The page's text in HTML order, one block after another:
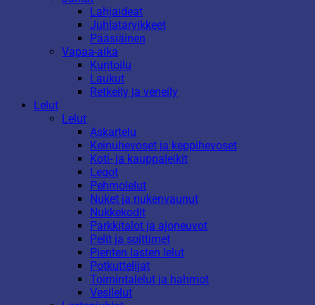
Lahjaideat
Juhlatarvikkeet
Pääsiäinen
Vapaa-aika
Kuntoilu
Laukut
Retkeily ja veneily
Lelut
Lelut
Askartelu
Keinuhevoset ja keppihevoset
Koti- ja kauppaleikit
Legot
Pehmolelut
Nuket ja nukenvaunut
Nukkekodit
Parkkitalot ja ajoneuvot
Pelit ja soittimet
Pienten lasten lelut
Potkuttelijat
Toimintalelut ja hahmot
Vesilelut